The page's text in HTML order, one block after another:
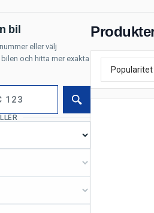
bil
eller välj
och hitta mer exakta
Sök